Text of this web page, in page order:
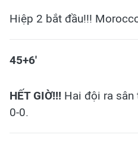
Hiệp 2 bắt đầu!!!
45+6'
HẾT GIỜ!!! Hai đội ra
0-0.